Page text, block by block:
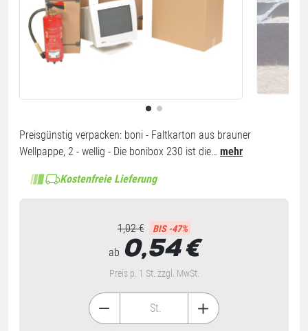
Preisgünstig verpacken: boni - Faltkarton aus brauner
Wellpappe, 2 - wellig - Die bonibox 230 ist die… mehr
Kostenfreie Lieferung
1,02 € BIS -47%
ab 0,54€
Preis p. 1 St. zzgl. MwSt.
St.